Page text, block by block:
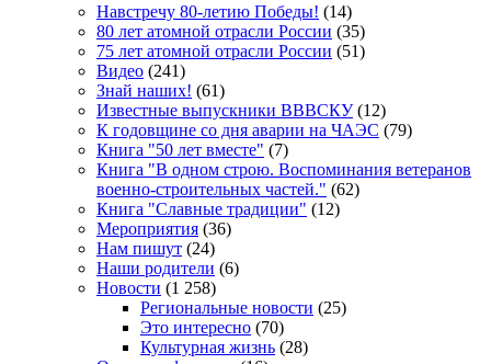
Навстречу 80-летию Победы! (14)
80 лет атомной отрасли России (35)
75 лет атомной отрасли России (51)
Видео (241)
Знай наших! (61)
Известные выпускники ВВВСКУ(12)
К годовщине со дня аварии на ЧАЭС (79)
Книга "50 лет вместе" (7)
Книга "В одном строю. Воспоминания ветеранов
военно-строительных частей." (62)
Книга "Славные традиции" (12)
Мероприятия (36)
Нам пишут (24)
Наши родители (6)
Новости (1 258)
Региональные новости (25)
Это интересно (70)
Культурная жизнь (28)